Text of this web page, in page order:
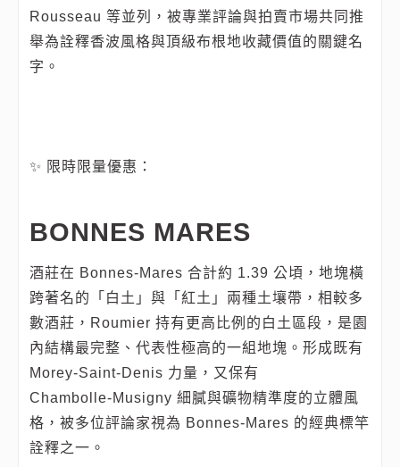
Rousseau 等並列，被專業評論與拍賣市場共同推
舉為詮釋香波風格與頂級布根地收藏價值的關鍵名
字。
✨ 限時限量優惠：
BONNES MARES
酒莊在 Bonnes‑Mares 合計約 1.39 公頃，地塊橫
跨著名的「白土」與「紅土」兩種土壤帶，相較多
數酒莊，Roumier 持有更高比例的白土區段，是園
內結構最完整、代表性極高的一組地塊。形成既有
Morey‑Saint‑Denis 力量，又保有
Chambolle‑Musigny 細膩與礦物精準度的立體風
格，被多位評論家視為 Bonnes‑Mares 的經典標竿
詮釋之一。